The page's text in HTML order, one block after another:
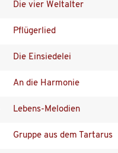
Die vier Weltalter
Pflügerlied
Die Einsiedelei
An die Harmonie
Lebens-Melodien
Gruppe aus dem Tartarus